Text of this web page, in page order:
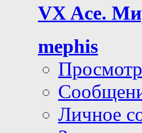
VX Ace.
mephis
Личное